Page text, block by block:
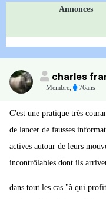
Annonces
charles
Membre, 76ans
C'est une pratique très
de lancer de fausses
actives autour de leurs
incontrôlables dont ils
dans tout les cas "à qui